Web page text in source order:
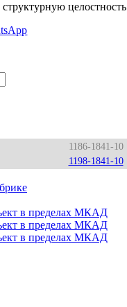
целостность
1186-1841-10
1198-1841-10